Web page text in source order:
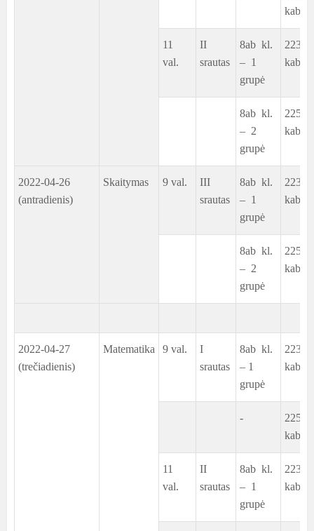
kab.
11
val.
II
srautas
8ab kl.
– 1
grupė
223
kab.
8ab kl.
– 2
grupė
225
kab.
2022-04-26
(antradienis)
Skaitymas 9 val.
III
srautas
8ab kl.
– 1
grupė
223
kab.
8ab kl.
– 2
grupė
225
kab.
2022-04-27
(trečiadienis)
Matematika 9 val.
I
srautas
8ab kl.
– 1
grupė
223
kab.
-
225
kab.
11
val.
II
srautas
8ab kl.
– 1
grupė
223
kab.